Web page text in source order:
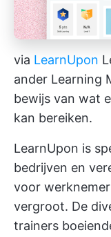
via LearnUpon
ander Learning
bewijs van wat
kan bereiken.
LearnUpon is
bedrijven en
voor
vergroot. De
trainers